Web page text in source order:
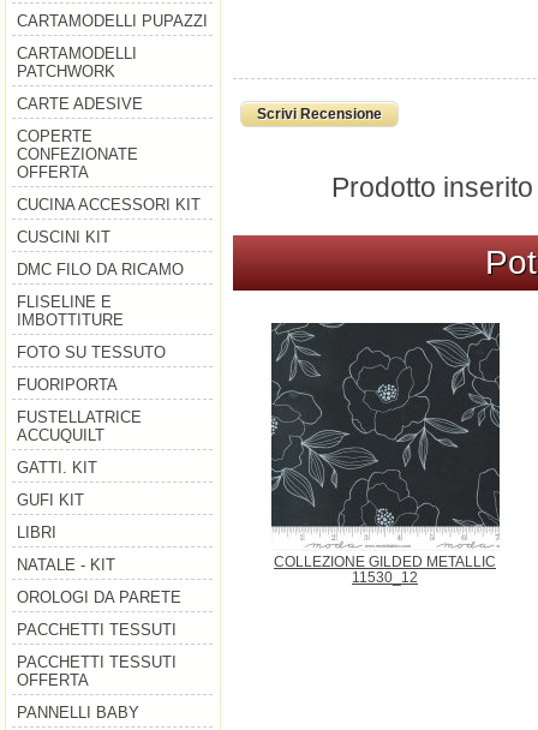
CARTAMODELLI PUPAZZI
CARTAMODELLI
PATCHWORK
CARTE ADESIVE
COPERTE
CONFEZIONATE
OFFERTA
CUCINA ACCESSORI KIT
CUSCINI KIT
DMC FILO DA RICAMO
FLISELINE E
IMBOTTITURE
FOTO SU TESSUTO
FUORIPORTA
FUSTELLATRICE
ACCUQUILT
GATTI. KIT
GUFI KIT
LIBRI
NATALE - KIT
OROLOGI DA PARETE
PACCHETTI TESSUTI
PACCHETTI TESSUTI
OFFERTA
PANNELLI BABY
Scrivi Recensione
Prodotto
COLLEZIONE GILDED METALLIC
11530_12